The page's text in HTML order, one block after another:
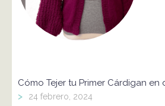
Cómo Tejer tu Primer Cárdigan en
> 24 febrero, 2024